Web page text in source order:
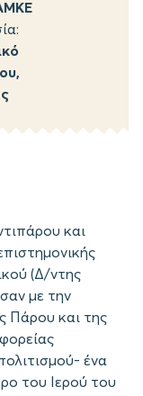
και
(Δ/ντης
με την
Πάρου και της
ένα
του Ιερού του